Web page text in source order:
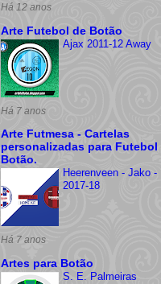
Há 12 anos
Arte Futebol de Botão
Ajax 2011-12 Away
Há 7 anos
Arte Futmesa - Cartelas
personalizadas para Futebol
Botão.
Heerenveen - Jako -
2017-18
Há 7 anos
Artes para Botão
S. E. Palmeiras